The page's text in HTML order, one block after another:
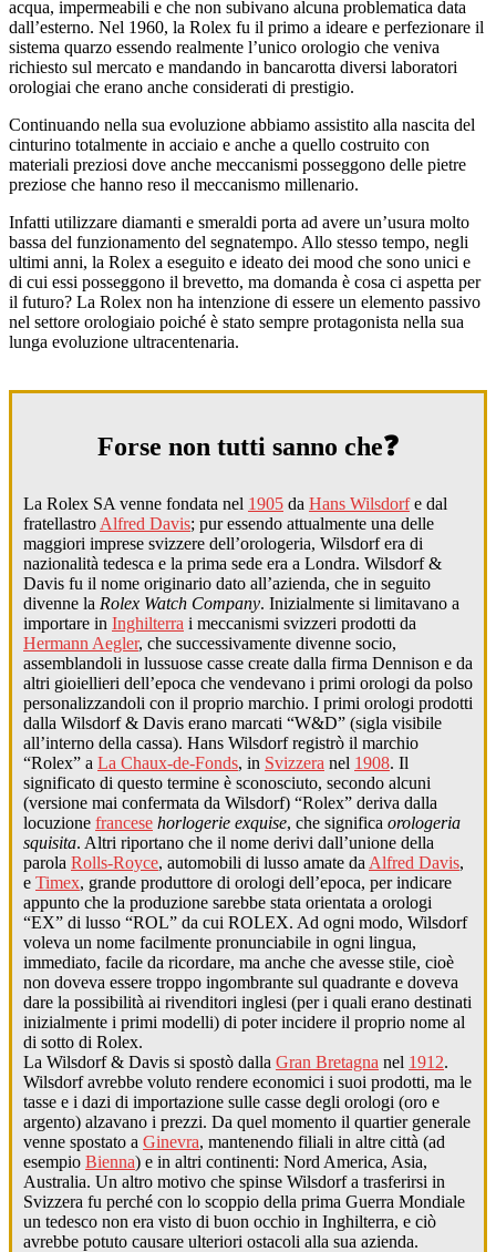
acqua, impermeabili e che non subivano alcuna problematica data
dall’esterno. Nel 1960, la Rolex fu il primo a ideare e perfezionare il
sistema quarzo essendo realmente l’unico orologio che veniva
richiesto sul mercato e mandando in bancarotta diversi laboratori
orologiai che erano anche considerati di prestigio.
Continuando nella sua evoluzione abbiamo assistito alla nascita del
cinturino totalmente in acciaio e anche a quello costruito con
materiali preziosi dove anche meccanismi posseggono delle pietre
preziose che hanno reso il meccanismo millenario.
Infatti utilizzare diamanti e smeraldi porta ad avere un’usura molto
bassa del funzionamento del segnatempo. Allo stesso tempo, negli
ultimi anni, la Rolex a eseguito e ideato dei mood che sono unici e
di cui essi posseggono il brevetto, ma domanda è cosa ci aspetta per
il futuro? La Rolex non ha intenzione di essere un elemento passivo
nel settore orologiaio poiché è stato sempre protagonista nella sua
lunga evoluzione ultracentenaria.
Forse non tutti sanno che❓
La Rolex SA venne fondata nel 1905 da Hans Wilsdorfe dal
fratellastro Alfred Davis; pur essendo attualmente una delle
maggiori imprese svizzere dell’orologeria, Wilsdorf era di
nazionalità tedesca e la prima sede era a Londra. Wilsdorf &
Davis fu il nome originario dato all’azienda, che in seguito
divenne la Rolex Watch Company. Inizialmente si limitavano a
importare in Inghilterra i meccanismi svizzeri prodotti da
Hermann Aegler, che successivamente divenne socio,
assemblandoli in lussuose casse create dalla firma Dennison e da
altri gioiellieri dell’epoca che vendevano i primi orologi da polso
personalizzandoli con il proprio marchio. I primi orologi prodotti
dalla Wilsdorf & Davis erano marcati “W&D” (sigla visibile
all’interno della cassa). Hans Wilsdorf registrò il marchio
“Rolex” a La Chaux-de-Fonds, in Svizzera nel 1908. Il
significato di questo termine è sconosciuto, secondo alcuni
(versione mai confermata da Wilsdorf) “Rolex” deriva dalla
locuzione francese horlogerie exquise, che significa orologeria
squisita. Altri riportano che il nome derivi dall’unione della
parola Rolls-Royce, automobili di lusso amate da Alfred Davis,
e Timex, grande produttore di orologi dell’epoca, per indicare
appunto che la produzione sarebbe stata orientata a orologi
“EX” di lusso “ROL” da cui ROLEX. Ad ogni modo, Wilsdorf
voleva un nome facilmente pronunciabile in ogni lingua,
immediato, facile da ricordare, ma anche che avesse stile, cioè
non doveva essere troppo ingombrante sul quadrante e doveva
dare la possibilità ai rivenditori inglesi (per i quali erano destinati
inizialmente i primi modelli) di poter incidere il proprio nome al
di sotto di Rolex.
La Wilsdorf & Davis si spostò dalla Gran Bretagna nel 1912.
Wilsdorf avrebbe voluto rendere economici i suoi prodotti, ma le
tasse e i dazi di importazione sulle casse degli orologi (oro e
argento) alzavano i prezzi. Da quel momento il quartier generale
venne spostato a Ginevra, mantenendo filiali in altre città (ad
esempio Bienna) e in altri continenti: Nord America, Asia,
Australia. Un altro motivo che spinse Wilsdorf a trasferirsi in
Svizzera fu perché con lo scoppio della prima Guerra Mondiale
un tedesco non era visto di buon occhio in Inghilterra, e ciò
avrebbe potuto causare ulteriori ostacoli alla sua azienda.